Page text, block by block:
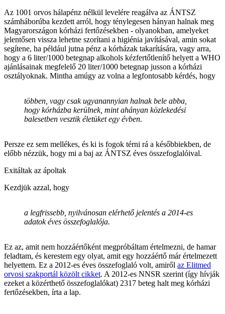
Az 1001 orvos hálapénz nélkül levelére reagálva az ÁNTSZ
számháborúba kezdett arról, hogy ténylegesen hányan halnak meg
Magyarországon kórházi fertőzésekben - olyanokban, amelyeket
jelentősen vissza lehetne szorítani a higiénia javításával, amin sokat
segítene, ha például jutna pénz a kórházak takarítására, vagy arra,
hogy a 6 liter/1000 betegnap alkohols kézfertőtlenítő helyett a WHO
ajánlásainak megfelelő 20 liter/1000 betegnap jusson a kórházi
osztályoknak. Mintha amúgy az volna a legfontosabb kérdés, hogy
többen, vagy csak ugyanannyian halnak bele abba,
hogy kórházba kerülnek, mint ahányan közlekedési
balesetben vesztik életüket egy évben.
Persze ez sem mellékes, és ki is fogok térni rá a későbbiekben, de
előbb nézzük, hogy mi a baj az ÁNTSZ éves összefoglalóival.
Exitáltak az ápoltak
Kezdjük azzal, hogy
a legfrissebb, nyilvánosan elérhető jelentés a 2014-es
adatok éves összefoglalója.
Ez az, amit nem hozzáértőként megpróbáltam értelmezni, de hamar
feladtam, és kerestem egy olyat, amit egy hozzáértő már értelmezett
helyettem. Ez a 2012-es éves összefoglaló volt, amiről az Elitmed
orvosi szakportál közölt cikket. A 2012-es NNSR szerint (így hívják
ezeket a közérthető összefoglalókat) 2317 beteg halt meg kórházi
fertőzésekben, írta a lap.